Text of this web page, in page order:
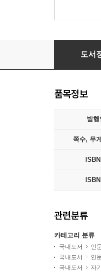
이제 당신의
도서
품목정보
발행
쪽수, 무
관련분류
카테고리 분류
국내도서 인
국내도서
인
국내도서
자